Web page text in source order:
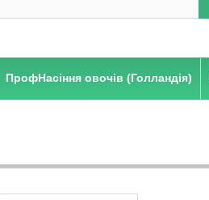
ПрофНасіння овочів (Голландія)